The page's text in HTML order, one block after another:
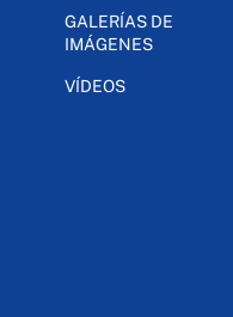
GALERÍAS DE
IMÁGENES
VÍDEOS